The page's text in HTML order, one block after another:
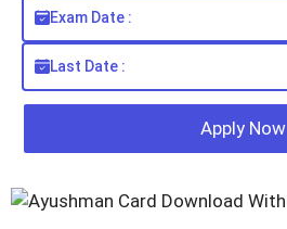
Exam Date :
Last Date :
Apply Now